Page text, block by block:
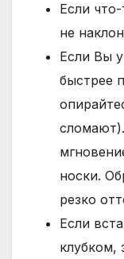
Если
не
Если Вы
быстрее
носки.
резко
Если
клубком,